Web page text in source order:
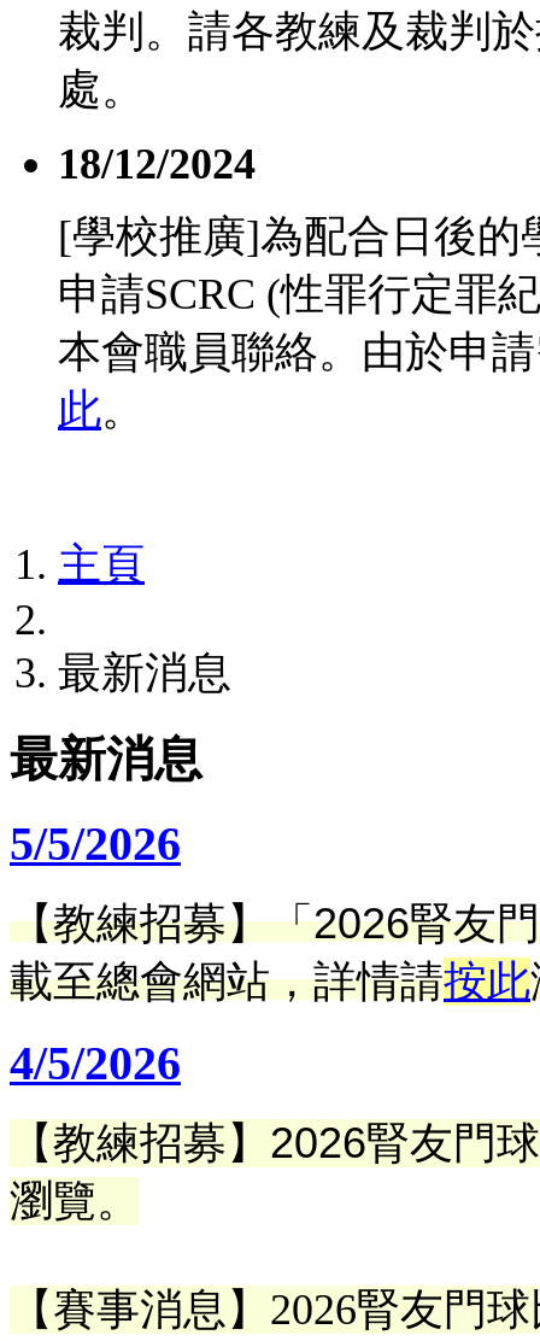
裁判。請各教練及裁判
處。
18/12/2024
[學校推廣]為配合日後的
申請SCRC (性罪行定罪
本會職員聯絡。由於申
此。
主頁
最新消息
最新消息
5/5/2026
【教練招募】「2026腎友
載至總會網站，詳情請按此
4/5/2026
【教練招募】2026腎友門
瀏覽。
【賽事消息】2026腎友門